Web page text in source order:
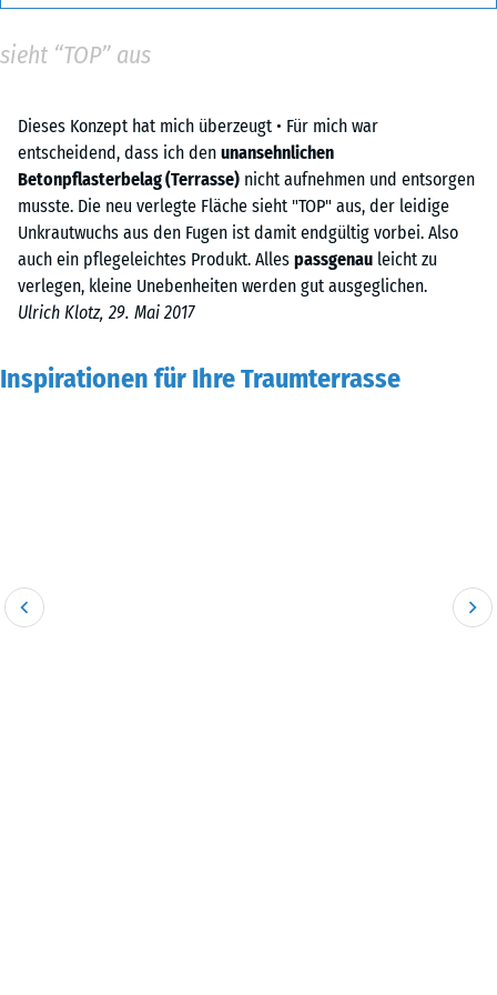
sieht “TOP” aus
Dieses Konzept hat mich überzeugt • Für mich war
entscheidend, dass ich den unansehnlichen
Betonpflasterbelag (Terrasse) nicht aufnehmen und entsorgen
musste. Die neu verlegte Fläche sieht "TOP" aus, der leidige
Unkrautwuchs aus den Fugen ist damit endgültig vorbei. Also
auch ein pflegeleichtes Produkt. Alles passgenau leicht zu
verlegen, kleine Unebenheiten werden gut ausgeglichen.
Ulrich Klotz, 29. Mai 2017
Inspirationen für Ihre Traumterrasse